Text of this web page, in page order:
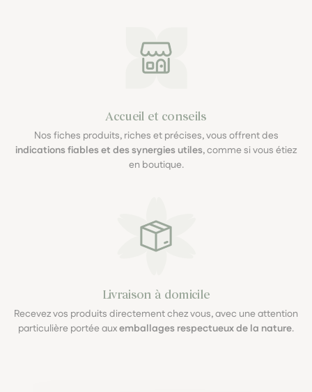
Accueil et conseils
Nos fiches produits, riches et précises, vous offrent des
indications fiables et des synergies utiles, comme si vous étiez
en boutique.
Livraison à domicile
Recevez vos produits directement chez vous, avec une attention
particulière portée auxemballages respectueux de la nature.